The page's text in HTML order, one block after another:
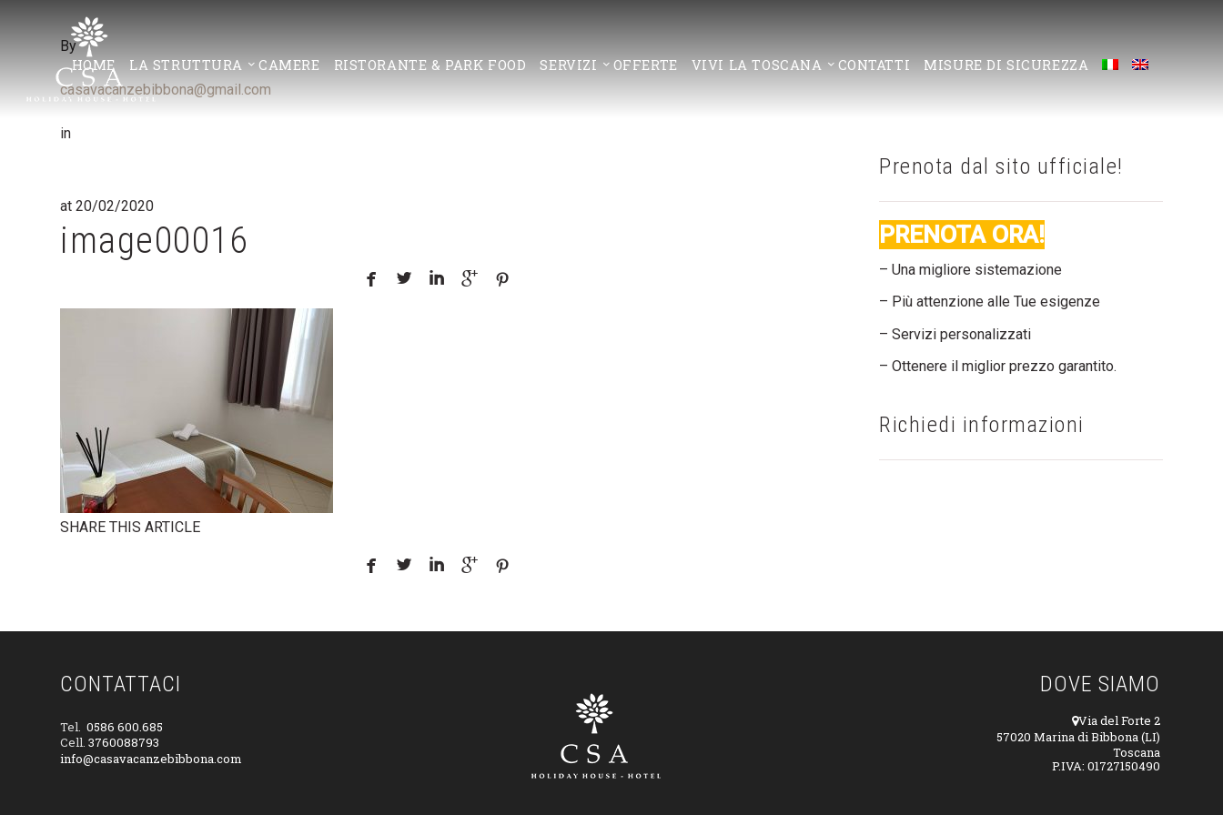
HOME LA STRUTTURA CAMERE RISTORANTE & PARK FOOD SERVIZI OFFERTE VIVI LA TOSCANA CONTATTI MISURE DI SICUREZZA
By
casavacanzebibbona@gmail.com
in
at 20/02/2020
image00016
    
SHARE THIS ARTICLE
    
Prenota dal sito ufficiale!
PRENOTA ORA!
– Una migliore sistemazione
– Più attenzione alle Tue esigenze
– Servizi personalizzati
– Ottenere il miglior prezzo garantito.
Richiedi informazioni
CONTATTACI
Tel. 0586 600.685
Cell. 3760088793
info@casavacanzebibbona.com
DOVE SIAMO
Via del Forte 2
57020 Marina di Bibbona (LI)
Toscana
P.IVA: 01727150490